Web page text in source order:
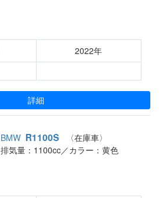
2022年
詳細
BMW R1100S
〈在庫車〉
排気量：1100cc／カラー：黄色